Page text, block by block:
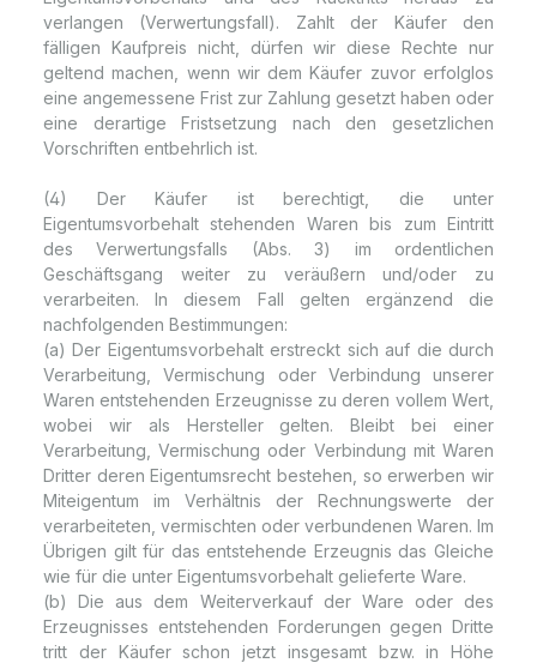
verlangen (Verwertungsfall). Zahlt der Käufer den
fälligen Kaufpreis nicht, dürfen wir diese Rechte nur
geltend machen, wenn wir dem Käufer zuvor erfolglos
eine angemessene Frist zur Zahlung gesetzt haben oder
eine derartige Fristsetzung nach den gesetzlichen
Vorschriften entbehrlich ist.
(4) Der Käufer ist berechtigt, die unter
Eigentumsvorbehalt stehenden Waren bis zum Eintritt
des Verwertungsfalls (Abs. 3) im ordentlichen
Geschäftsgang weiter zu veräußern und/oder zu
verarbeiten. In diesem Fall gelten ergänzend die
nachfolgenden Bestimmungen:
(a) Der Eigentumsvorbehalt erstreckt sich auf die durch
Verarbeitung, Vermischung oder Verbindung unserer
Waren entstehenden Erzeugnisse zu deren vollem Wert,
wobei wir als Hersteller gelten. Bleibt bei einer
Verarbeitung, Vermischung oder Verbindung mit Waren
Dritter deren Eigentumsrecht bestehen, so erwerben wir
Miteigentum im Verhältnis der Rechnungswerte der
verarbeiteten, vermischten oder verbundenen Waren. Im
Übrigen gilt für das entstehende Erzeugnis das Gleiche
wie für die unter Eigentumsvorbehalt gelieferte Ware.
(b) Die aus dem Weiterverkauf der Ware oder des
Erzeugnisses entstehenden Forderungen gegen Dritte
tritt der Käufer schon jetzt insgesamt bzw. in Höhe